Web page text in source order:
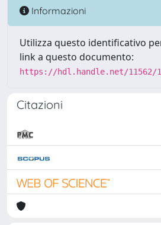
Informazioni
Utilizza questo identificativo
link a questo documento:
https://hdl.handle.net/11562/
Citazioni